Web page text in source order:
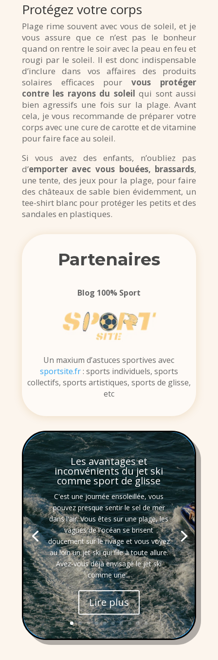
Protégez votre corps
Plage rime souvent avec vous de soleil, et je
vous assure que ce n’est pas le bonheur
quand on rentre le soir avec la peau en feu et
rougi par le soleil. Il est donc indispensable
d’inclure dans vos affaires des produits
solaires efficaces pourvous protéger
contre les rayons du soleil qui sont aussi
bien agressifs une fois sur la plage. Avant
cela, je vous recommande de préparer votre
corps avec une cure de carotte et de vitamine
pour faire face au soleil.
Si vous avez des enfants, n’oubliez pas
d’emporter avec vous bouées, brassards,
une tente, des jeux pour la plage, pour faire
des châteaux de sable bien évidemment, un
tee-shirt blanc pour protéger les petits et des
sandales en plastiques.
Partenaires
Blog 100% Sport
Un maxium d’astuces sportives avec
sportsite.fr: sports individuels, sports
collectifs, sports artistiques, sports de glisse,
etc
Les avantages et
inconvénients du jet ski
comme sport de glisse
C'est une journée ensoleillée, vous
pouvez presque sentir le sel de mer
dans l'air. Vous êtes sur une plage, les
vagues de l'océan se brisent
doucement sur le rivage et vous voyez
au loin un jet ski qui file à toute allure.
Avez-vous déjà envisagé le jet ski
comme une...
Lire plus